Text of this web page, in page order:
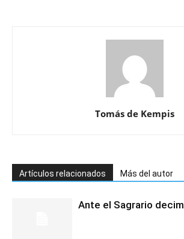
Tomás de Kempis
Artículos relacionados Más del autor
Ante el Sagrario